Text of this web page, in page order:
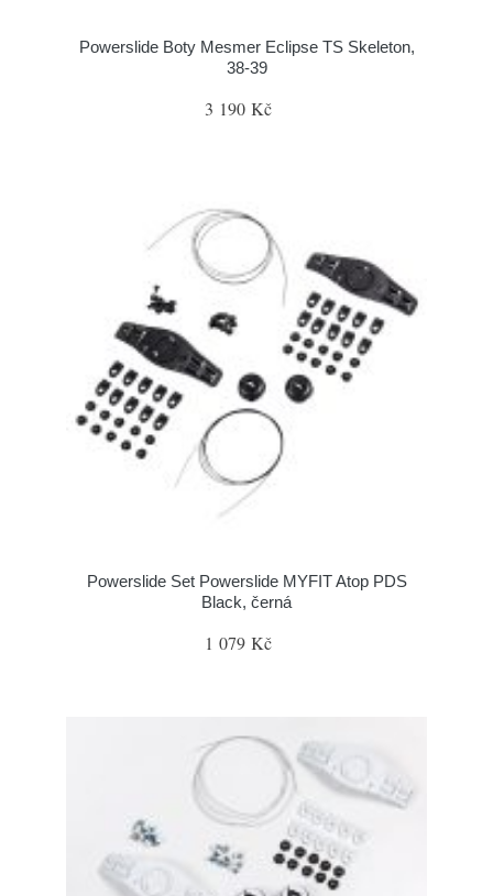
Powerslide Boty Mesmer Eclipse TS Skeleton,
38-39
3 190 Kč
Powerslide Set Powerslide MYFIT Atop PDS
Black, černá
1 079 Kč